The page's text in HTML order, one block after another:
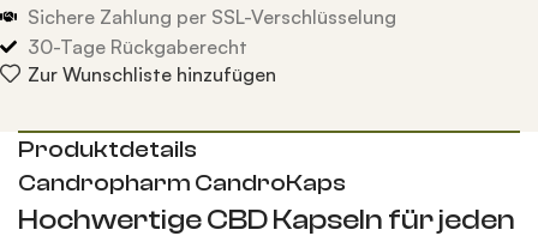
Sichere Zahlung per SSL-Verschlüsselung
30-Tage Rückgaberecht
Zur Wunschliste hinzufügen
Produktdetails
Candropharm CandroKaps
Hochwertige CBD Kapseln für jeden